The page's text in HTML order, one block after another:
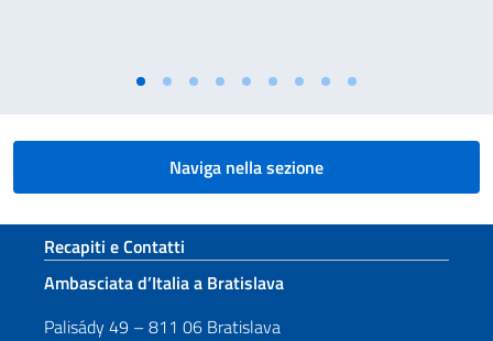
Naviga nella sezione
Sezione footer
Recapiti e Contatti
Ambasciata d’Italia a Bratislava
Palisády 49 – 811 06 Bratislava